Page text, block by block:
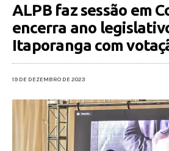
ALPB faz sessão em
encerra ano
Itaporanga com
19 DE DEZEMBRO DE 2023